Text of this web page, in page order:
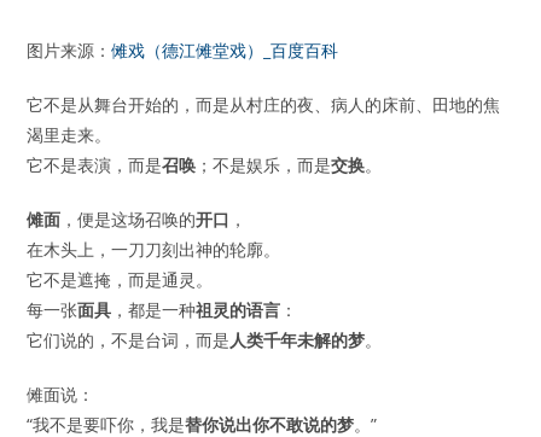
图片来源：傩戏（德江傩堂戏）_百度百科
它不是从舞台开始的，而是从村庄的夜、病人的床前、田地的焦
渴里走来。
它不是表演，而是召唤 ；不是娱乐，而是交换。
傩面 ，便是这场召唤的开口 ，
在木头上，一刀刀刻出神的轮廓。
它不是遮掩，而是通灵。
每一张面具 ，都是一种祖灵的语言 ：
它们说的，不是台词，而是人类千年未解的梦。
傩面说：
“我不是要吓你，我是替你说出你不敢说的梦。”